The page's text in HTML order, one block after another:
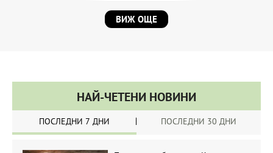
ВИЖ ОЩЕ
НАЙ-ЧЕТЕНИ НОВИНИ
ПОСЛЕДНИ 7 ДНИ ПОСЛЕДНИ 30 ДНИ